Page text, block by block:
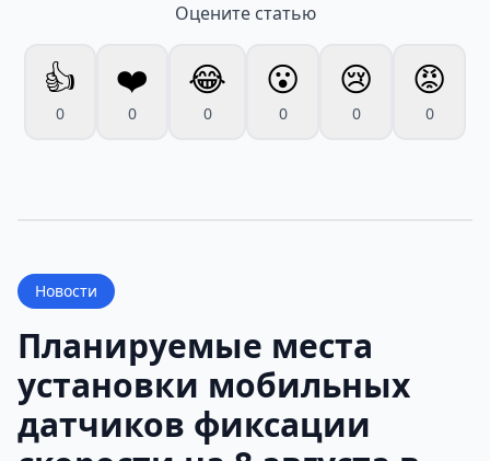
Оцените статью
👍
0
❤️
0
😂
0
😮
0
😢
0
😡
0
Новости
Планируемые места
установки мобильных
датчиков фиксации